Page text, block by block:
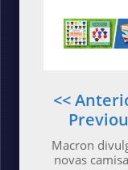
<<
Macron
novas